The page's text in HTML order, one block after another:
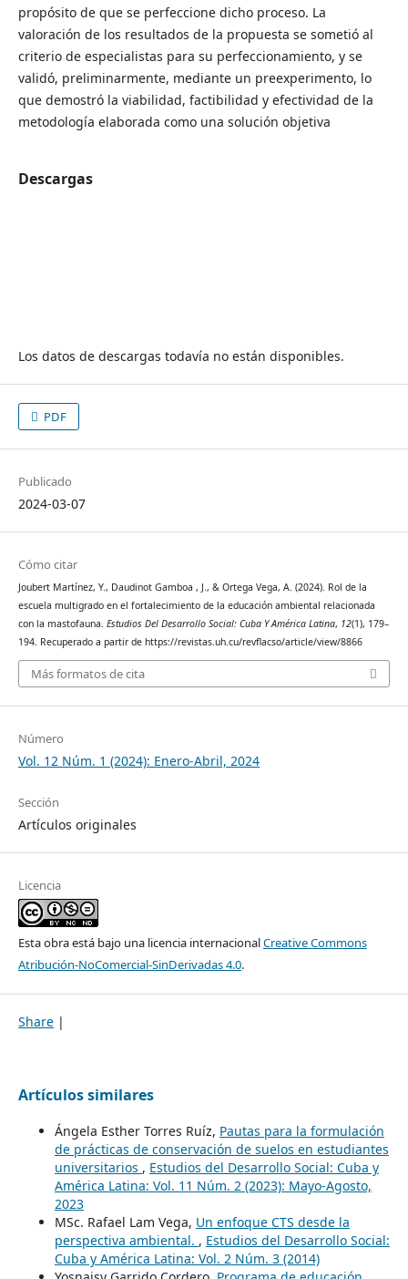
propósito de que se perfeccione dicho proceso. La
valoración de los resultados de la propuesta se sometió al
criterio de especialistas para su perfeccionamiento, y se
validó, preliminarmente, mediante un preexperimento, lo
que demostró la viabilidad, factibilidad y efectividad de la
metodología elaborada como una solución objetiva
Descargas
Los datos de descargas todavía no están disponibles.
PDF
Publicado
2024-03-07
Cómo citar
Joubert Martínez, Y., Daudinot Gamboa , J., & Ortega Vega, A. (2024). Rol de la
escuela multigrado en el fortalecimiento de la educación ambiental relacionada
con la mastofauna. Estudios Del Desarrollo Social: Cuba Y América Latina, 12(1), 179–
194. Recuperado a partir de https://revistas.uh.cu/revflacso/article/view/8866
Más formatos de cita
Número
Vol. 12 Núm. 1 (2024): Enero-Abril, 2024
Sección
Artículos originales
Licencia
Esta obra está bajo una licencia internacionalCreative Commons
Atribución-NoComercial-SinDerivadas 4.0.
Share |
Artículos similares
Ángela Esther Torres Ruíz, Pautas para la formulación
de prácticas de conservación de suelos en estudiantes
universitarios , Estudios del Desarrollo Social: Cuba y
América Latina: Vol. 11 Núm. 2 (2023): Mayo-Agosto,
2023
MSc. Rafael Lam Vega, Un enfoque CTS desde la
perspectiva ambiental. , Estudios del Desarrollo Social:
Cuba y América Latina: Vol. 2 Núm. 3 (2014)